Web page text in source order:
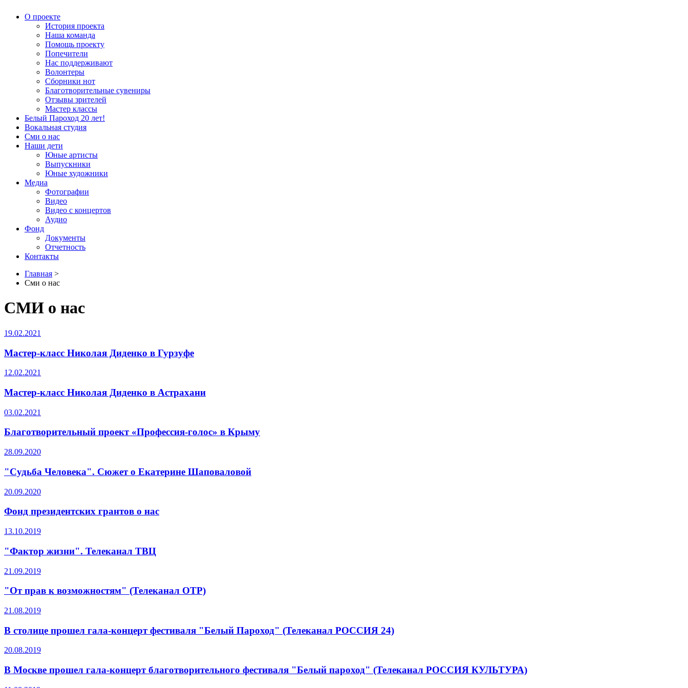
О проекте
История проекта
Наша команда
Помощь проекту
Попечители
Нас поддерживают
Волонтеры
Сборники нот
Благотворительные сувениры
Отзывы зрителей
Мастер классы
Белый Пароход 20 лет!
Вокальная студия
Сми о нас
Наши дети
Юные артисты
Выпускники
Юные художники
Медиа
Фотографии
Видео
Видео с концертов
Аудио
Фонд
Документы
Отчетность
Контакты
Главная >
Сми о нас
СМИ о нас
19.02.2021
Мастер-класс Николая Диденко в Гурзуфе
12.02.2021
Мастер-класс Николая Диденко в Астрахани
03.02.2021
Благотворительный проект «Профессия-голос» в Крыму
28.09.2020
"Судьба Человека". Сюжет о Екатерине Шаповаловой
20.09.2020
Фонд президентских грантов о нас
13.10.2019
"Фактор жизни". Телеканал ТВЦ
21.09.2019
"От прав к возможностям" (Телеканал ОТР)
21.08.2019
В столице прошел гала-концерт фестиваля "Белый Пароход" (Телеканал РОССИЯ 24)
20.08.2019
В Москве прошел гала-концерт благотворительного фестиваля "Белый пароход" (Телеканал РОССИЯ КУЛЬТУРА)